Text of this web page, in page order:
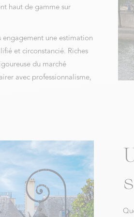
haut de gamme sur
une estimation
et circonstancié. Riches
du marché
avec professionnalisme,